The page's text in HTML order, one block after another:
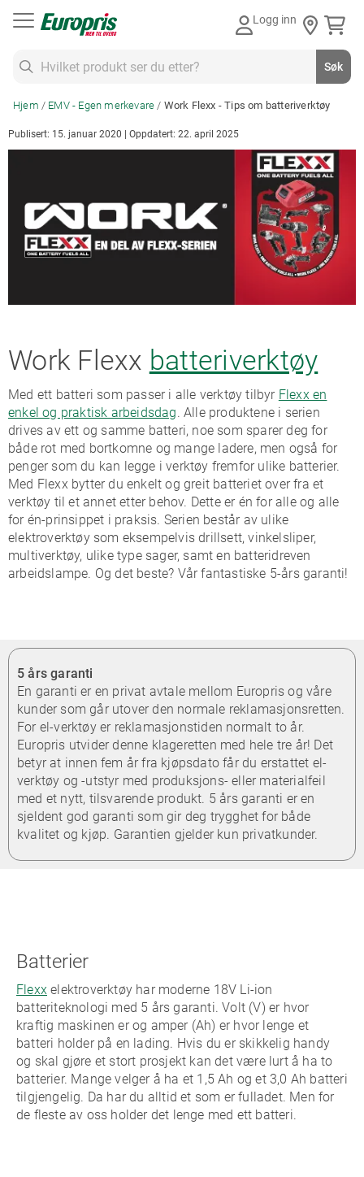
Logg inn
Søk
Hjem EMV - Egen merkevare Work Flexx - Tips om batteriverktøy
Publisert: 15. januar 2020 | Oppdatert: 22. april 2025
Work Flexx batteriverktøy
Med ett batteri som passer i alle verktøy tilbyr Flexx en
enkel og praktisk arbeidsdag. Alle produktene i serien
drives av ett og samme batteri, noe som sparer deg for
både rot med bortkomne og mange ladere, men også for
penger som du kan legge i verktøy fremfor ulike batterier.
Med Flexx bytter du enkelt og greit batteriet over fra et
verktøy til et annet etter behov. Dette er én for alle og alle
for én-prinsippet i praksis. Serien består av ulike
elektroverktøy som eksempelvis drillsett, vinkelsliper,
multiverktøy, ulike type sager, samt en batteridreven
arbeidslampe. Og det beste? Vår fantastiske 5-års garanti!
5 års garanti
En garanti er en privat avtale mellom Europris og våre
kunder som går utover den normale reklamasjonsretten.
For el-verktøy er reklamasjonstiden normalt to år.
Europris utvider denne klageretten med hele tre år! Det
betyr at innen fem år fra kjøpsdato får du erstattet el-
verktøy og -utstyr med produksjons- eller materialfeil
med et nytt, tilsvarende produkt. 5 års garanti er en
sjeldent god garanti som gir deg trygghet for både
kvalitet og kjøp. Garantien gjelder kun privatkunder.
Batterier
Flexx elektroverktøy har moderne 18V Li-ion
batteriteknologi med 5 års garanti. Volt (V) er hvor
kraftig maskinen er og amper (Ah) er hvor lenge et
batteri holder på en lading. Hvis du er skikkelig handy
og skal gjøre et stort prosjekt kan det være lurt å ha to
batterier. Mange velger å ha et 1,5 Ah og et 3,0 Ah batteri
tilgjengelig. Da har du alltid et som er fulladet. Men for
de fleste av oss holder det lenge med ett batteri.